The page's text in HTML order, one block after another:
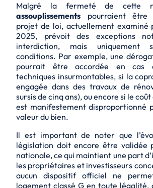
Malgré la fermeté de cette
assouplissements pourraient être
projet de loi, actuellement examiné
2025, prévoit des exceptions
interdiction, mais uniquement
conditions. Par exemple, une
pourrait être accordée en cas
techniques insurmontables, si la
engagée dans des travaux de
sursis de cinq ans), ou encore si le
est manifestement disproportionné
valeur du bien.
Il est important de noter que
législation doit encore être validée
nationale, ce qui maintient une part
les propriétaires et investisseurs
aucun dispositif officiel ne
logement classé G en toute légalité,